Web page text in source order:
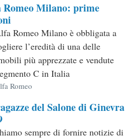
Milano: prime
Romeo Milano è obbligata a
l’eredità di una delle
più apprezzate e vendute
C in Italia
Romeo
del Salone di Ginevra
sempre di fornire notizie di